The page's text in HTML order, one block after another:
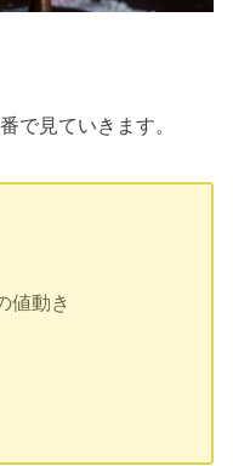
で見ていきます。
値動き